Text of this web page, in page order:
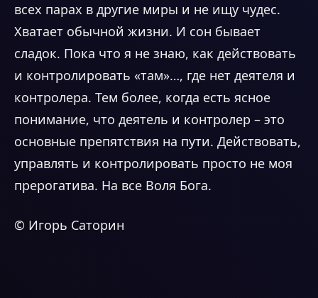
всех парах в другие миры и не ищу чудес.
Хватает обычной жизни. И сон бывает
сладок. Пока что я не знаю, как действовать
и контролировать «там»…, где нет деятеля и
контролера. Тем более, когда есть ясное
понимание, что деятель и контролер – это
основные препятствия на пути. Действовать,
управлять и контролировать просто не моя
прерогатива. На все Воля Бога.
© Игорь Саторин